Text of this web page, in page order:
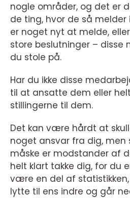
nogle områder, og det er
de ting, hvor de så melder
er noget nyt at melde,
store beslutninger – disse
du stole på.
Har du ikke disse
til at ansatte dem eller
stillingerne til dem.
Det kan være hårdt at
noget ansvar fra dig, men
måske er modstander af
helt klart takke dig, for du
være en del af
lytte til ens indre og går